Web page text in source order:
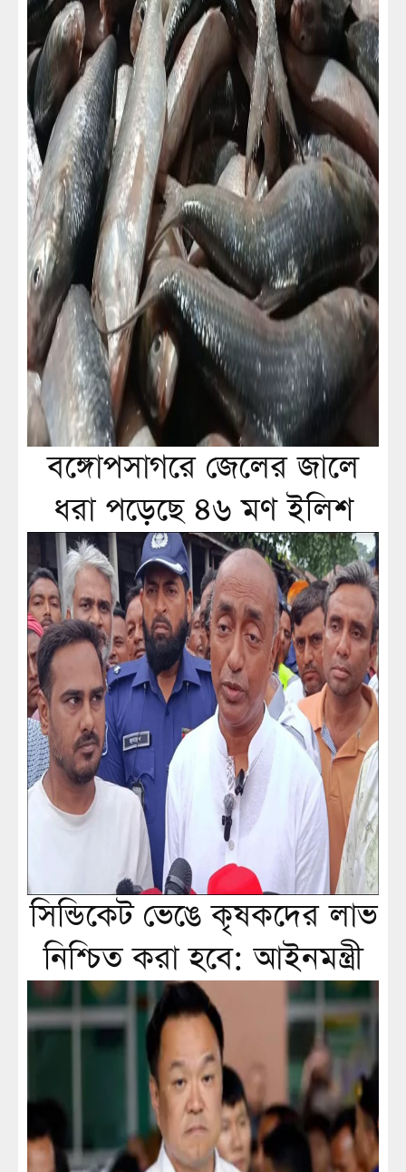
বঙ্গোপসাগরে জেলের জালে
ধরা পড়েছে ৪৬ মণ ইলিশ
সিন্ডিকেট ভেঙে কৃষকদের লাভ
নিশ্চিত করা হবে: আইনমন্ত্রী